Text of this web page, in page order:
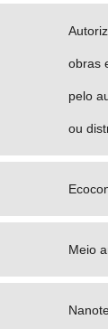
obras
pelo
ou
Meio